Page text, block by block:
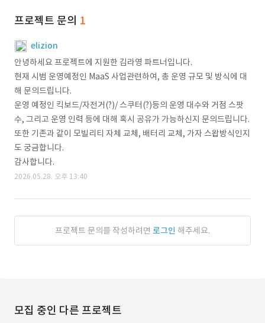
프로젝트 문의 1
elizion
안녕하세요 프로젝트에 지원한 김라영 파트너입니다.
현재 시범 운영예정인 MaaS 사업관련하여, 총 운영 규모 및 방식에 대
해 문의드립니다.
운영 예정인 킥보드/자전거(?)/ 스쿠터(?)등의 운영 대수와 거점 스팟
수, 그리고 운영 인력 등에 대해 혹시 공유가 가능하신지 문의드립니다.
또한 기존과 같이 모빌리티 자체 교체, 배터리 교체, 가자 스왑방식인지
도 궁금합니다.
감사합니다.
2026.05.28. 오후 13:40
프로젝트 문의를 작성하려면 로그인 해주세요.
모집 중인 다른 프로젝트